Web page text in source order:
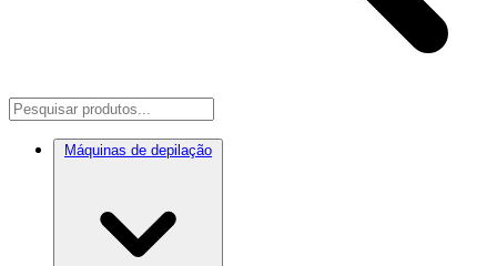
Máquinas de depilação